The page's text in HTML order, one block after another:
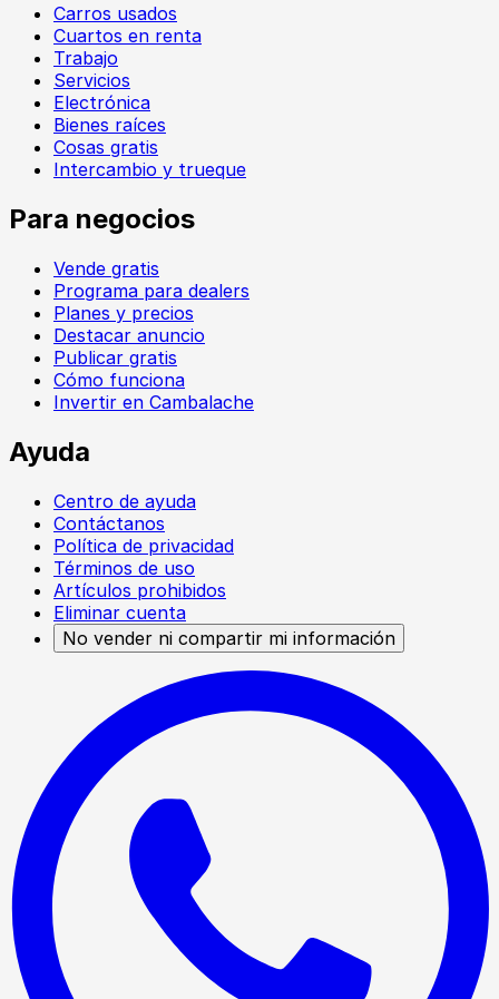
Carros usados
Cuartos en renta
Trabajo
Servicios
Electrónica
Bienes raíces
Cosas gratis
Intercambio y trueque
Para negocios
Vende gratis
Programa para dealers
Planes y precios
Destacar anuncio
Publicar gratis
Cómo funciona
Invertir en Cambalache
Ayuda
Centro de ayuda
Contáctanos
Política de privacidad
Términos de uso
Artículos prohibidos
Eliminar cuenta
No vender ni compartir mi información